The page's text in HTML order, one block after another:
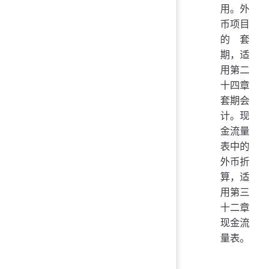
用。外
币项目
的套
期，适
用第二
十四章
套期会
计。现
金流量
表中的
外币折
算，适
用第三
十二章
现金流
量表。